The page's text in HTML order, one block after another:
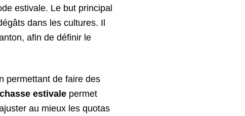
estivale. Le but principal
dans les cultures. Il
afin de définir le
permettant de faire des
chasse estivale permet
au mieux les quotas